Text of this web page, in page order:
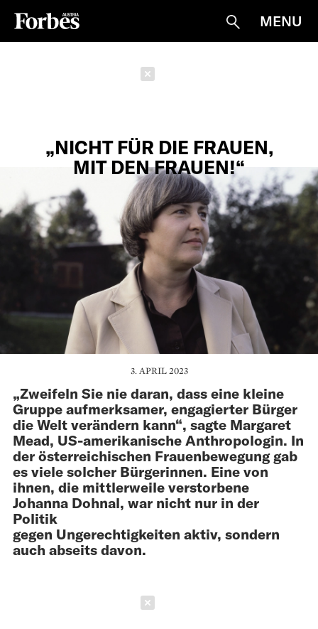
Suche
MENU
„NICHT FÜR DIE FRAUEN,
MIT DEN FRAUEN!“
3. APRIL 2023
„Zweifeln Sie nie daran, dass eine kleine
Gruppe aufmerksamer, engagierter Bürger
die Welt verändern kann“, sagte Margaret
Mead, US-amerikanische Anthropologin. In
der österreichischen Frauenbewegung gab
es viele solcher Bürgerinnen. Eine von
ihnen, die mittlerweile verstorbene
Johanna Dohnal, war nicht nur in der
Politik
gegen Ungerechtigkeiten aktiv, sondern
auch abseits davon.